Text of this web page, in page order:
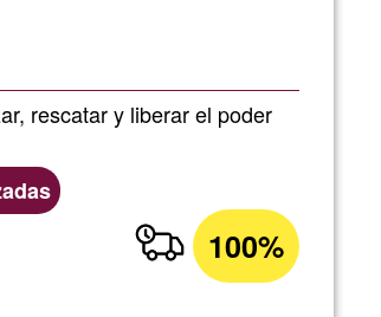
rescatar y liberar el poder
100%